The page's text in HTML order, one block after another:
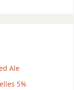
Ale
5%